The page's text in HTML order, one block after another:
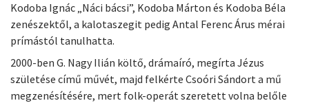
Kodoba Ignác „Náci bácsi”, Kodoba Márton és Kodoba Béla
zenészektől, a kalotaszegit pedig Antal Ferenc Árus mérai
prímástól tanulhatta.
2000-ben G. Nagy Ilián költő, drámaíró, megírta Jézus
születése című művét, majd felkérte Csoóri Sándort a mű
megzenésítésére, mert folk-operát szeretett volna belőle